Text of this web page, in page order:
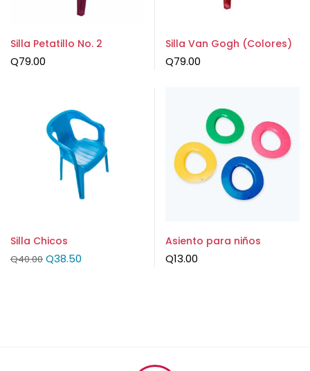
Silla Petatillo No. 2
Q79.00
Silla Van Gogh (Colores)
Q79.00
Silla Chicos
Q40.00 Q38.50
Asiento para niños
Q13.00